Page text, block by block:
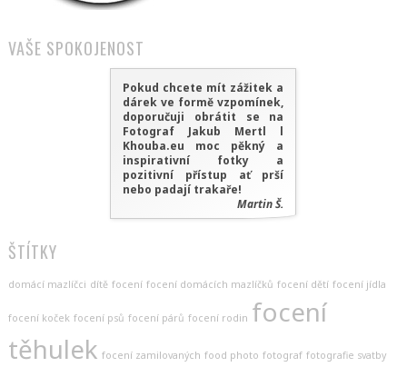
VAŠE SPOKOJENOST
Pokud chcete mít zážitek a
dárek ve formě vzpomínek,
doporučuji obrátit se na
Fotograf Jakub Mertl l
Khouba.eu moc pěkný a
inspirativní fotky a
pozitivní přístup ať prší
nebo padají trakaře!
Martin Š.
ŠTÍTKY
domácí mazlíčci dítě focení focení domácích mazlíčků focení dětí focení jídla
focení koček focení psů focení párů focení rodin focení
těhulek focení zamilovaných food photo fotograf fotografie svatby